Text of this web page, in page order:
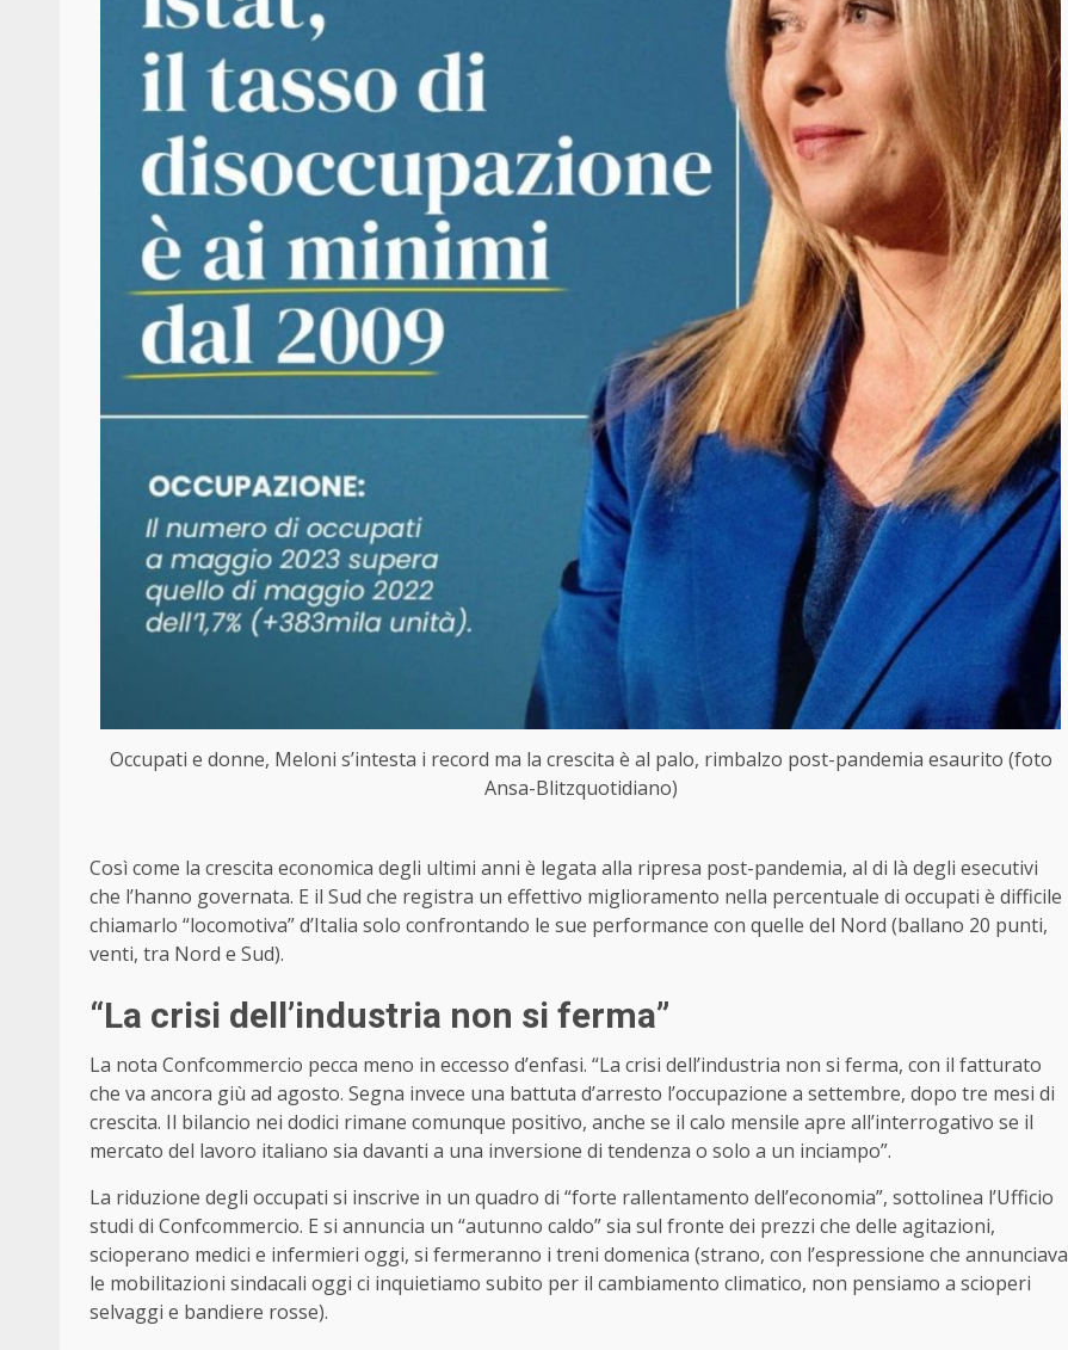
Occupati e donne, Meloni s’intesta i record ma la crescita è al palo, rimbalzo post-pandemia esaurito (foto
Ansa-Blitzquotidiano)
Così come la crescita economica degli ultimi anni è legata alla ripresa post-pandemia, al di là degli esecutivi
che l’hanno governata. E il Sud che registra un effettivo miglioramento nella percentuale di occupati è difficile
chiamarlo “locomotiva” d’Italia solo confrontando le sue performance con quelle del Nord (ballano 20 punti,
venti, tra Nord e Sud).
“La crisi dell’industria non si ferma”
La nota Confcommercio pecca meno in eccesso d’enfasi. “La crisi dell’industria non si ferma, con il fatturato
che va ancora giù ad agosto. Segna invece una battuta d’arresto l’occupazione a settembre, dopo tre mesi di
crescita. Il bilancio nei dodici rimane comunque positivo, anche se il calo mensile apre all’interrogativo se il
mercato del lavoro italiano sia davanti a una inversione di tendenza o solo a un inciampo”.
La riduzione degli occupati si inscrive in un quadro di “forte rallentamento dell’economia”, sottolinea l’Ufficio
studi di Confcommercio. E si annuncia un “autunno caldo” sia sul fronte dei prezzi che delle agitazioni,
scioperano medici e infermieri oggi, si fermeranno i treni domenica (strano, con l’espressione che annunciava
le mobilitazioni sindacali oggi ci inquietiamo subito per il cambiamento climatico, non pensiamo a scioperi
selvaggi e bandiere rosse).